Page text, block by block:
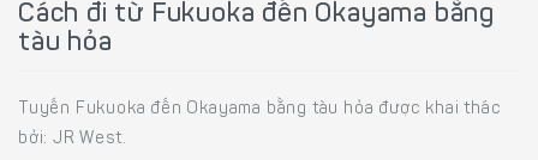
Cách đi từ Fukuoka đến Okayama bằng
tàu hỏa
Tuyến Fukuoka đến Okayama bằng tàu hỏa được khai thác
bởi: JR West.